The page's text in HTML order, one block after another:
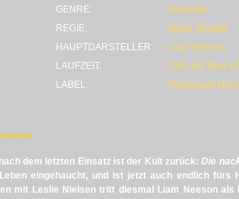
GENRE:
Komödie
REGIE:
Akiva Schaffer
HAUPTDARSTELLER:
Liam Neeson
LAUFZEIT:
DVD (82 Min) •
LABEL:
Paramount
dem letzten Einsatz ist der Kult zurück:Die
eingehaucht, und ist jetzt auch endlich fürs
mit Leslie Nielsen tritt diesmal Liam Neeson